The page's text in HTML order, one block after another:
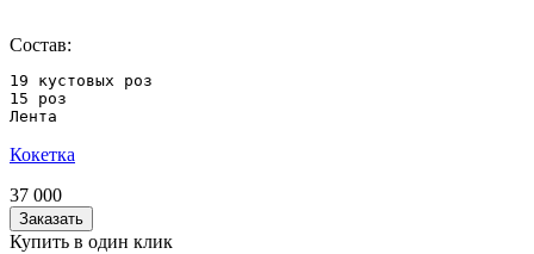
Состав:
19 кустовых роз
15 роз
Лента
Кокетка
37 000
Заказать
Купить в один клик